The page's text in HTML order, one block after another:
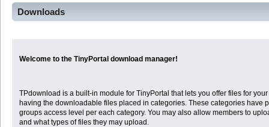
Downloads
Welcome to the TinyPortal download manager!
TPdownload is a built-in module for TinyPortal that lets you offer files for
having the downloadable files placed in categories. These categories have
groups access level per each category. You may also allow members to
and what types of files they may upload.